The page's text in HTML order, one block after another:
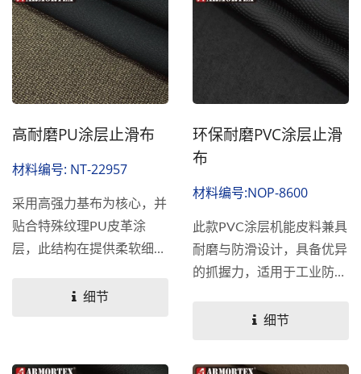
高耐磨PU涂层止滑布
材料编号: NT-22957
采用高强力基布为核心，并
贴合特殊纹理PU皮革涂
层，此结构在提供柔软细致
滑性能与极高的耐磨耐用
细节
环保耐磨PVC涂层止滑
布
材料编号:NOP-8600
此款PVC涂层机能皮料兼具
耐磨与防滑设计，具备优异
的抓握力，适用于工业防
高磨耗区域补强。
细节